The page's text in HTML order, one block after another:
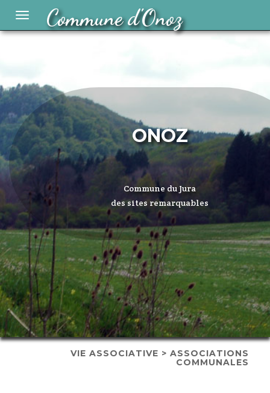
Toggle
navigation
Commune d'Onoz
ONOZ
Commune du Jura
des sites remarquables
VIE ASSOCIATIVE > ASSOCIATIONS
COMMUNALES